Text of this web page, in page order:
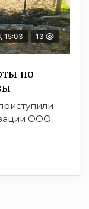
15:03 13
по
ООО